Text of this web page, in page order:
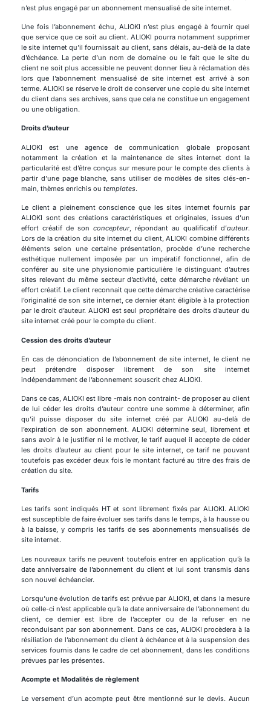
n’est plus engagé par un abonnement mensualisé de site internet.
Une fois l’abonnement échu, ALIOKI n’est plus engagé à fournir quel
que service que ce soit au client. ALIOKI pourra notamment supprimer
le site internet qu’il fournissait au client, sans délais, au-delà de la date
d’échéance. La perte d’un nom de domaine ou le fait que le site du
client ne soit plus accessible ne peuvent donner lieu à réclamation dès
lors que l’abonnement mensualisé de site internet est arrivé à son
terme. ALIOKI se réserve le droit de conserver une copie du site internet
du client dans ses archives, sans que cela ne constitue un engagement
ou une obligation.
Droits d’auteur
ALIOKI est une agence de communication globale proposant
notamment la création et la maintenance de sites internet dont la
particularité est d’être conçus sur mesure pour le compte des clients à
partir d’une page blanche, sans utiliser de modèles de sites clés-en-
main, thèmes enrichis ou templates.
Le client a pleinement conscience que les sites internet fournis par
ALIOKI sont des créations caractéristiques et originales, issues d’un
effort créatif de son concepteur, répondant au qualificatif d’auteur.
Lors de la création du site internet du client, ALIOKI combine différents
éléments selon une certaine présentation, procède d’une recherche
esthétique nullement imposée par un impératif fonctionnel, afin de
conférer au site une physionomie particulière le distinguant d’autres
sites relevant du même secteur d’activité, cette démarche révélant un
effort créatif. Le client reconnait que cette démarche créative caractérise
l’originalité de son site internet, ce dernier étant éligible à la protection
par le droit d’auteur. ALIOKI est seul propriétaire des droits d’auteur du
site internet créé pour le compte du client.
Cession des droits d’auteur
En cas de dénonciation de l’abonnement de site internet, le client ne
peut prétendre disposer librement de son site internet
indépendamment de l’abonnement souscrit chez ALIOKI.
Dans ce cas, ALIOKI est libre -mais non contraint- de proposer au client
de lui céder les droits d’auteur contre une somme à déterminer, afin
qu’il puisse disposer du site internet créé par ALIOKI au-delà de
l’expiration de son abonnement. ALIOKI détermine seul, librement et
sans avoir à le justifier ni le motiver, le tarif auquel il accepte de céder
les droits d’auteur au client pour le site internet, ce tarif ne pouvant
toutefois pas excéder deux fois le montant facturé au titre des frais de
création du site.
Tarifs
Les tarifs sont indiqués HT et sont librement fixés par ALIOKI. ALIOKI
est susceptible de faire évoluer ses tarifs dans le temps, à la hausse ou
à la baisse, y compris les tarifs de ses abonnements mensualisés de
site internet.
Les nouveaux tarifs ne peuvent toutefois entrer en application qu’à la
date anniversaire de l’abonnement du client et lui sont transmis dans
son nouvel échéancier.
Lorsqu’une évolution de tarifs est prévue par ALIOKI, et dans la mesure
où celle-ci n’est applicable qu’à la date anniversaire de l’abonnement du
client, ce dernier est libre de l’accepter ou de la refuser en ne
reconduisant par son abonnement. Dans ce cas, ALIOKI procèdera à la
résiliation de l’abonnement du client à échéance et à la suspension des
services fournis dans le cadre de cet abonnement, dans les conditions
prévues par les présentes.
Acompte et Modalités de règlement
Le versement d’un acompte peut être mentionné sur le devis. Aucun